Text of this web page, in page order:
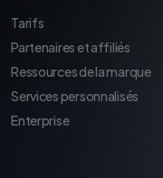
Tarifs
Partenaires et affiliés
Ressources de la marque
Services personnalisés
Enterprise